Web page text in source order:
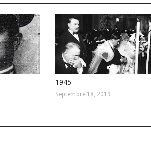
1945
Septembre 18, 2019